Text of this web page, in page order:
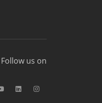
Follow us on